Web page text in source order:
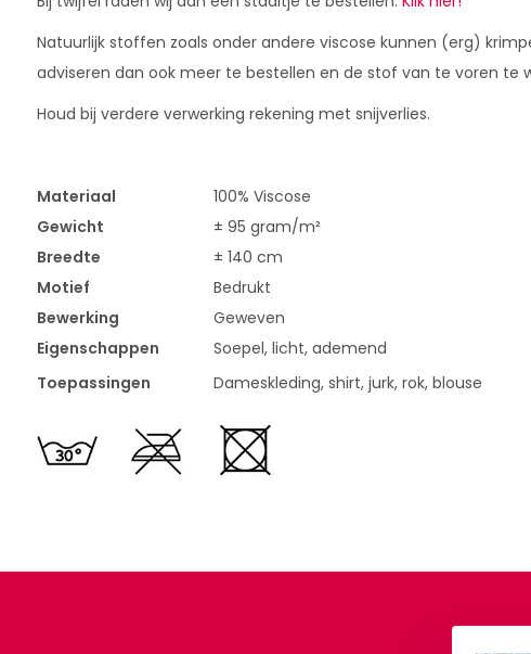
Natuurlijk stoffen zoals onder andere viscose kunnen (erg)
adviseren dan ook meer te bestellen en de stof van te voren te
Houd bij verdere verwerking rekening met snijverlies.
Materiaal
100% Viscose
Gewicht
± 95 gram/m²
Breedte
± 140 cm
Motief
Bedrukt
Bewerking
Geweven
Eigenschappen
Soepel, licht, ademend
Toepassingen
Dameskleding, shirt, jurk, rok, blouse